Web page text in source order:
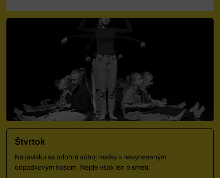
Štvrtok
Na javisku sa odohrá súboj matky s nevyneseným
odpadkovým košom. Nejde však len o smeti.